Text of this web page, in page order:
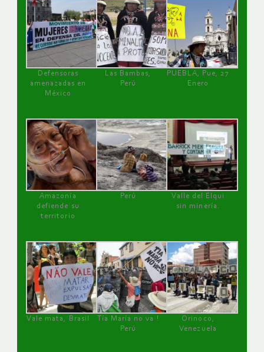
Defensoras
amenazadas en
México
Las Bambas,
Perú
PUEBLA, Pue, 27
Enero
Amazonía
defiende su
territorio
Perú
Valle del Elqui
sin minería.
Vale mata, Brasil
Tía María no va !
Perú
Orinoco,
Venezuela